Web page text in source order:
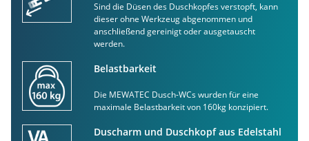
Sind die Düsen des Duschkopfes verstopft, kann
dieser ohne Werkzeug abgenommen und
anschließend gereinigt oder ausgetauscht
werden.
Belastbarkeit
Die MEWATEC Dusch-WCs wurden für eine
maximale Belastbarkeit von 160kg konzipiert.
Duscharm und Duschkopf aus Edelstahl